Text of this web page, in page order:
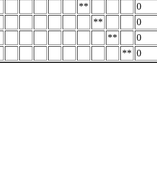
** 0
** 0
** 0
** 0